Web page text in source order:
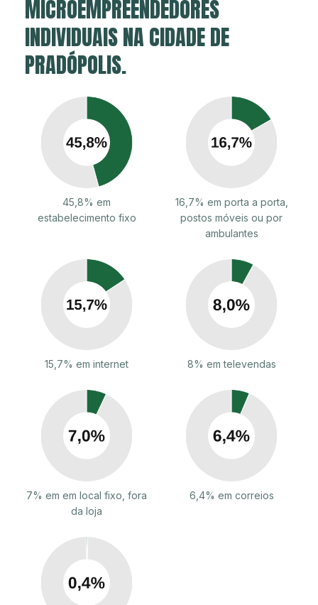
MICROEMPREENDEDORES
INDIVIDUAIS NA CIDADE DE
PRADÓPOLIS.
45,8% em
estabelecimento fixo
16,7% em porta a porta,
postos móveis ou por
ambulantes
15,7% em internet 8% em televendas
7% em em local fixo, fora
da loja
6,4% em correios